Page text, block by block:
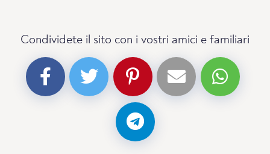
Condividete il sito con i vostri amici e familiari